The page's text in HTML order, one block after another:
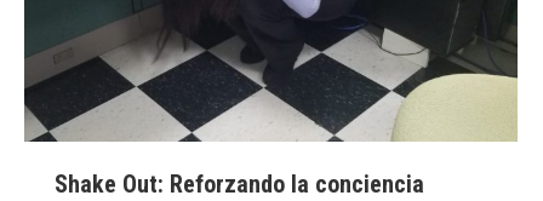
Shake Out: Reforzando la conciencia